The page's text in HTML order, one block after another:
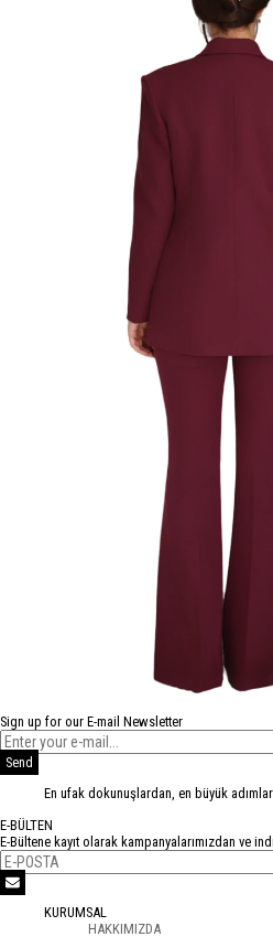
Sign up for our E-mail Newsletter
Send
En ufak dokunuşlardan, en büyük
E-BÜLTEN
E-Bültene kayıt olarak kampanyalarımızdan ve
KURUMSAL
HAKKIMIZDA